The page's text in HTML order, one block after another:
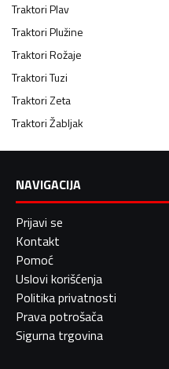
TraktoriPlav
TraktoriPlužine
TraktoriRožaje
TraktoriTuzi
TraktoriZeta
TraktoriŽabljak
NAVIGACIJA
Prijavi se
Kontakt
Pomoć
Uslovi korišćenja
Politika privatnosti
Prava potrošača
Sigurna trgovina